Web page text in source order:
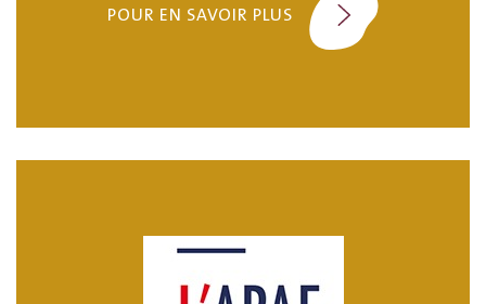
POUR EN SAVOIR PLUS